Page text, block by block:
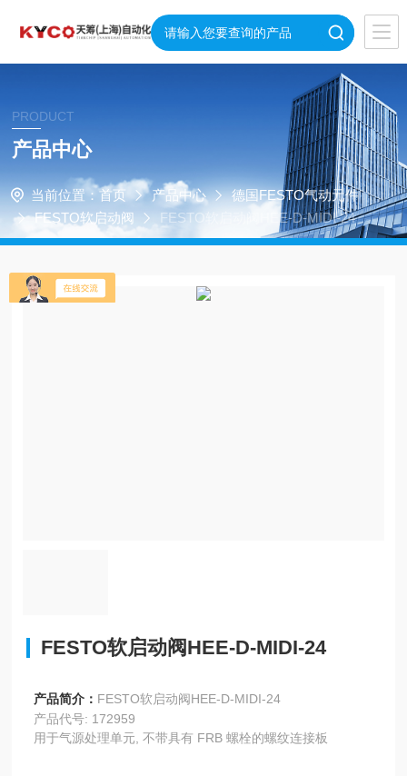
PRODUCT
产品中心
当前位置： 首页 产品中心
德国FESTO气动元件
FESTO软启动阀
FESTO软启动阀HEE-D-MIDI-24
FESTO软启动阀HEE-D-MIDI-24
产品简介： FESTO软启动阀HEE-D-MIDI-24
产品代号: 172959
用于气源处理单元, 不带具有 FRB 螺栓的螺纹连接板